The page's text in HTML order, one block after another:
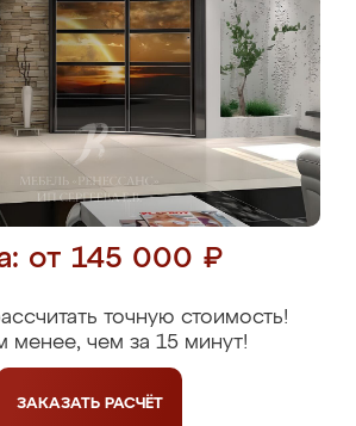
от 145 000 ₽
точную стоимость!
менее, чем за 15 минут!
ЗАКАЗАТЬ РАСЧЁТ